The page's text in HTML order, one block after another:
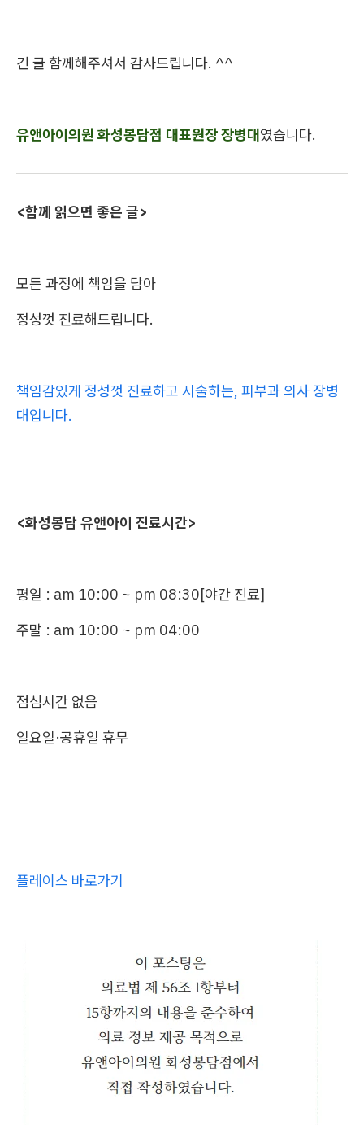
긴 글 함께해주셔서 감사드립니다. ^^
유앤아이의원 화성봉담점 대표원장 장병대였습니다.
<함께 읽으면 좋은 글>
모든 과정에 책임을 담아
정성껏 진료해드립니다.
책임감있게 정성껏 진료하고 시술하는, 피부과 의사 장병
대입니다.
<화성봉담 유앤아이 진료시간>
평일 : am 10:00 ~ pm 08:30[야간 진료]
주말 : am 10:00 ~ pm 04:00
점심시간 없음
일요일·공휴일 휴무
플레이스 바로가기